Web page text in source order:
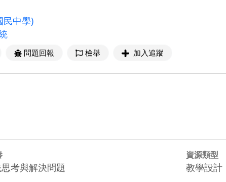
民中學)
問題回報 檢舉 加入追蹤
考與解決問題
資源類型
教學設計